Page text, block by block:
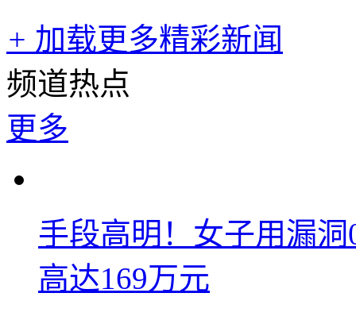
+ 加载更多精彩新闻
频道热点
更多
手段高明！女子用漏
高达169万元